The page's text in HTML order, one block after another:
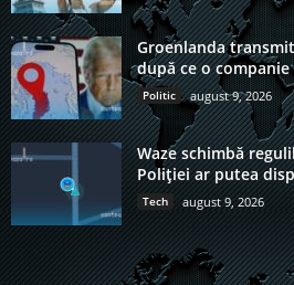
Groenlanda
după ce o
Politic august 9, 2026
Waze schimbă
Poliției ar putea
Tech august 9, 2026